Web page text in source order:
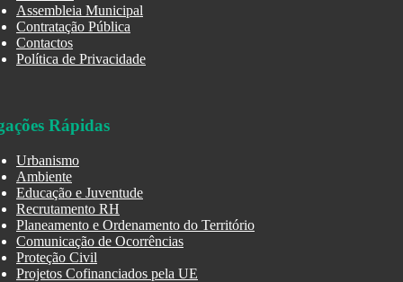
Assembleia Municipal
Contratação Pública
Contactos
Política de Privacidade
Rápidas
Urbanismo
Ambiente
Educação e Juventude
Recrutamento RH
Planeamento e Ordenamento do Território
Comunicação de Ocorrências
Proteção Civil
Projetos Cofinanciados pela UE